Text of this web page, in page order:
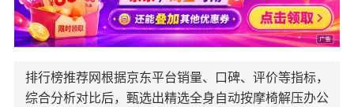
排行榜推荐网根据京东平台销量、口碑、评价等指标，
综合分析对比后，甄选出精选全身自动按摩椅解压办公